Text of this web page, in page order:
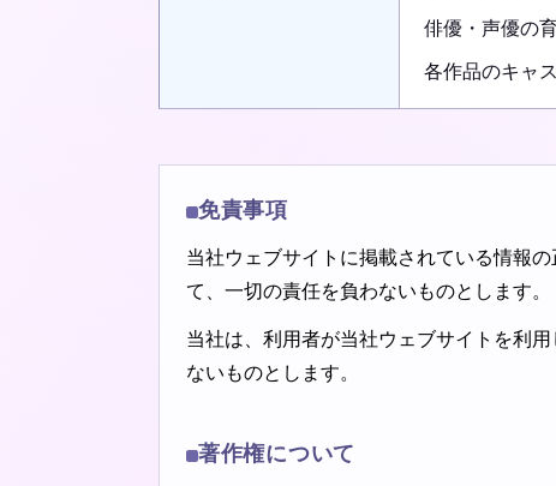
俳優・声優の
各作品のキャ
免責事項
当社ウェブサイトに掲載されている情報
て、一切の責任を負わないものとします。
当社は、利用者が当社ウェブサイトを利
ないものとします。
著作権について